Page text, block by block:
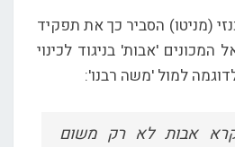
(מניטו) הסביר כך את תפקיד
'אבות' בניגוד לכינוי
למול 'משה רבנו':
אבות לא רק משום